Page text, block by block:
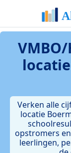
VMBO/
Verken alle
locatie
opstromers
leerlingen,